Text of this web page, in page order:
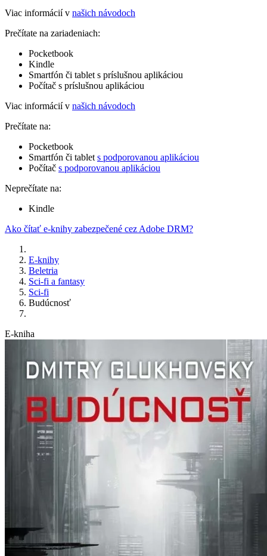
Viac informácií v našich návodoch
Prečítate na zariadeniach:
Pocketbook
Kindle
Smartfón či tablet s príslušnou aplikáciou
Počítač s príslušnou aplikáciou
Viac informácií v našich návodoch
Prečítate na:
Pocketbook
Smartfón či tablet s podporovanou aplikáciou
Počítač s podporovanou aplikáciou
Neprečítate na:
Kindle
Ako čítať e-knihy zabezpečené cez Adobe DRM?
E-knihy
Beletria
Sci-fi a fantasy
Sci-fi
Budúcnosť
E-kniha